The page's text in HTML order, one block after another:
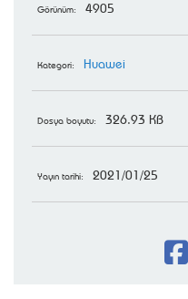
Görünüm: 4905
Kategori: Huawei
Dosya boyutu: 326.93 KB
Yayın tarihi: 2021/01/25